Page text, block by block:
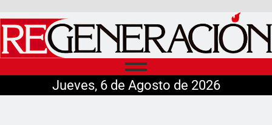
Jueves, 6 de Agosto de 2026